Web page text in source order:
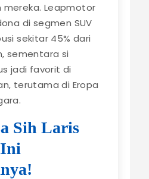
Leapmotor
di segmen SUV
sekitar 45% dari
sementara si
jadi favorit di
terutama di Eropa
Sih Laris